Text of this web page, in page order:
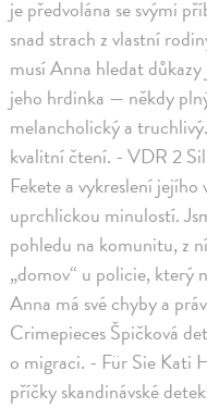
je předvolána se svými
snad strach z vlastní
musí Anna hledat
jeho hrdinka — někdy
melancholický a
kvalitní čtení. - VDR 2
Fekete a vykreslení
uprchlickou minulostí.
pohledu na komunitu, z
„domov“ u policie, který
Anna má své chyby a
Crimepieces Špičková
o migraci. - Für Sie Kati
příčky skandinávské